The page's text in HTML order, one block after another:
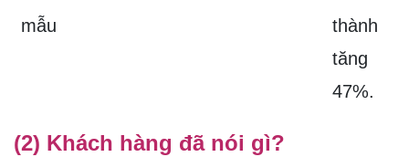
mẫu
thành
tăng
47%.
(2) Khách hàng đã nói gì?